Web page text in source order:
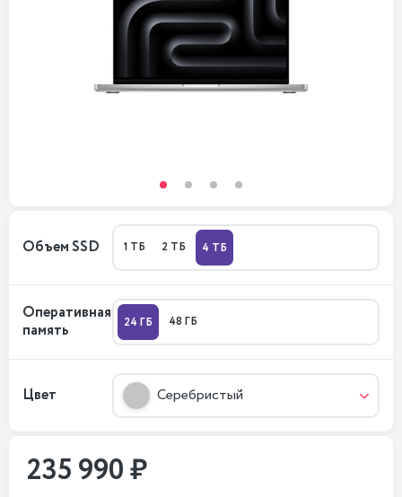
Объем SSD 1 ТБ 2 ТБ 4 ТБ
Оперативная
память
24 ГБ 48 ГБ
Цвет Серебристый
235 990 ₽